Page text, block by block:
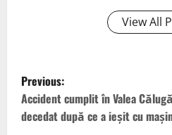
View All
Previous:
Accident cumplit în Valea
decedat după ce a ieșit cu